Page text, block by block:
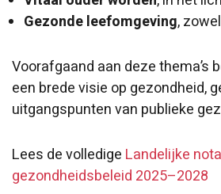
Gezonde leefomgeving,
Voorafgaand aan deze thema’s
een brede visie op gezondheid,
uitgangspunten van publieke
Lees de volledige Landelijke nota
gezondheidsbeleid 2025–2028